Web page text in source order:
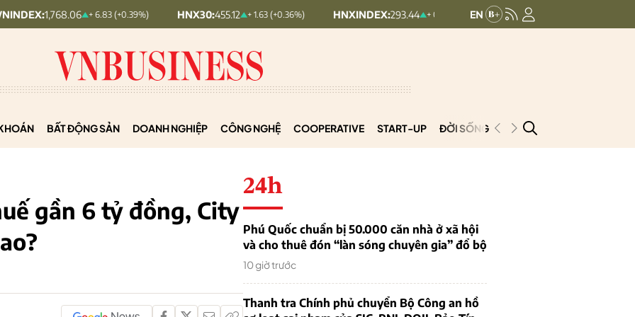
+ 6.83 (+0.39%) HNX30: 455.12 + 1.63 (+0.36%) HNXINDEX: 293.44 + 0.25 (+0.09%) UPCOMINDEX:126.99
BẤT ĐỘNG SẢN DOANH NGHIỆP CÔNG NGHỆ COOPERATIVE START-UP ĐỜI SỐNG PODCAST
gần 6 tỷ đồng, City
24h
Phú Quốc chuẩn bị 50.000 căn nhà ở xã hội
và cho thuê đón “làn sóng chuyên gia” đổ bộ
10 giờ trước
Thanh tra Chính phủ chuyển Bộ Công an hồ